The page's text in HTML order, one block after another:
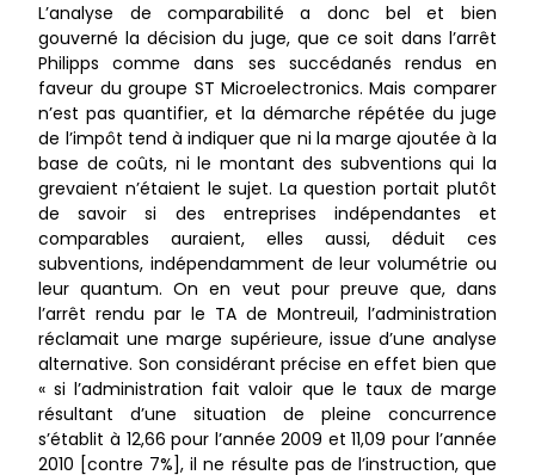
L’analyse de comparabilité a donc bel et bien
gouverné la décision du juge, que ce soit dans l’arrêt
Philipps comme dans ses succédanés rendus en
faveur du groupe ST Microelectronics. Mais comparer
n’est pas quantifier, et la démarche répétée du juge
de l’impôt tend à indiquer que ni la marge ajoutée à la
base de coûts, ni le montant des subventions qui la
grevaient n’étaient le sujet. La question portait plutôt
de savoir si des entreprises indépendantes et
comparables auraient, elles aussi, déduit ces
subventions, indépendamment de leur volumétrie ou
leur quantum. On en veut pour preuve que, dans
l’arrêt rendu par le TA de Montreuil, l’administration
réclamait une marge supérieure, issue d’une analyse
alternative. Son considérant précise en effet bien que
« si l’administration fait valoir que le taux de marge
résultant d’une situation de pleine concurrence
s’établit à 12,66 pour l’année 2009 et 11,09 pour l’année
2010 [contre 7%], il ne résulte pas de l’instruction, que